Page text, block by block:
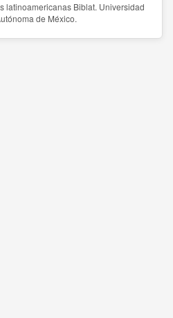
latinoamericanas Biblat. Universidad
de México.